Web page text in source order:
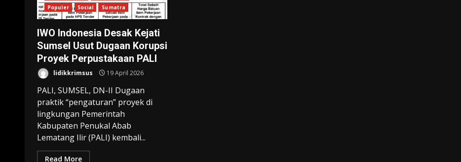
Populer
Sosial Sumatra
IWO Indonesia Desak Kejati
Sumsel Usut Dugaan Korupsi
Proyek Perpustakaan PALI
lidikkrimsus 19 April 2026
PALI, SUMSEL, DN-II Dugaan
praktik “pengaturan” proyek di
lingkungan Pemerintah
Kabupaten Penukal Abab
Lematang Ilir (PALI) kembali...
Read More